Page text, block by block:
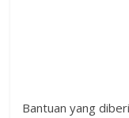
Bantuan yang